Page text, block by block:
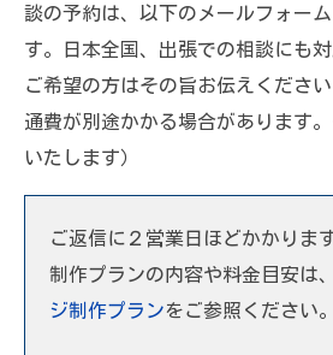
談の予約は、以下のメールフォー
す。日本全国、出張での相談にも対
ご希望の方はその旨お伝えくださ
通費が別途かかる場合があります
いたします）
ご返信に２営業日ほどかかります
制作プランの内容や料金目安は、
ジ制作プランをご参照ください。